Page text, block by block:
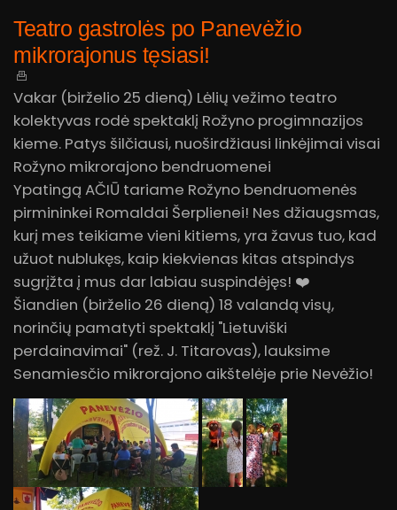
Teatro gastrolės po Panevėžio
mikrorajonus tęsiasi!
Vakar (birželio 25 dieną) Lėlių vežimo teatro
kolektyvas rodė spektaklį Rožyno progimnazijos
kieme. Patys šilčiausi, nuoširdžiausi linkėjimai visai
Rožyno mikrorajono bendruomenei
Ypatingą AČIŪ tariame Rožyno bendruomenės
pirmininkei Romaldai Šerplienei! Nes džiaugsmas,
kurį mes teikiame vieni kitiems, yra žavus tuo, kad
užuot nublukęs, kaip kiekvienas kitas atspindys
sugrįžta į mus dar labiau suspindėjęs! ❤️
Šiandien (birželio 26 dieną) 18 valandą visų,
norinčių pamatyti spektaklį "Lietuviški
perdainavimai" (rež. J. Titarovas), lauksime
Senamiesčio mikrorajono aikštelėje prie Nevėžio!